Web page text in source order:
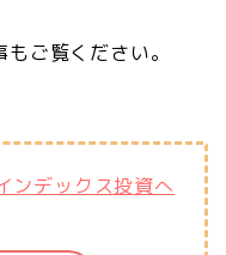
ご覧ください。